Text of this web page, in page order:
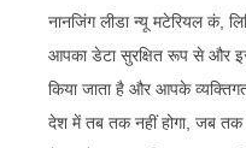
नानजिंग लीडा न्यू मटेरियल कं,
आपका डेटा सुरक्षित रूप से और
किया जाता है और आपके
देश में तब तक नहीं होगा, जब तक